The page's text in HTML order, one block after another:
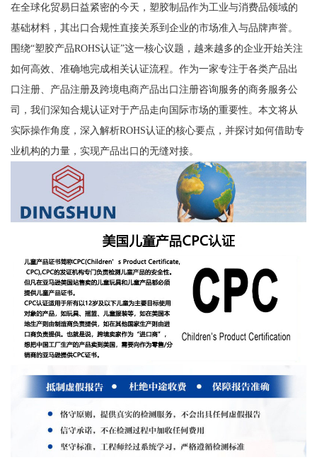
在全球化贸易日益紧密的今天，塑胶制品作为工业与消费品领域的
基础材料，其出口合规性直接关系到企业的市场准入与品牌声誉。
围绕“塑胶产品ROHS认证”这一核心议题，越来越多的企业开始关注
如何高效、准确地完成相关认证流程。作为一家专注于各类产品出
口注册、产品注册及跨境电商产品出口注册咨询服务的商务服务公
司，我们深知合规认证对于产品走向国际市场的重要性。本文将从
实际操作角度，深入解析ROHS认证的核心要点，并探讨如何借助专
业机构的力量，实现产品出口的无缝对接。